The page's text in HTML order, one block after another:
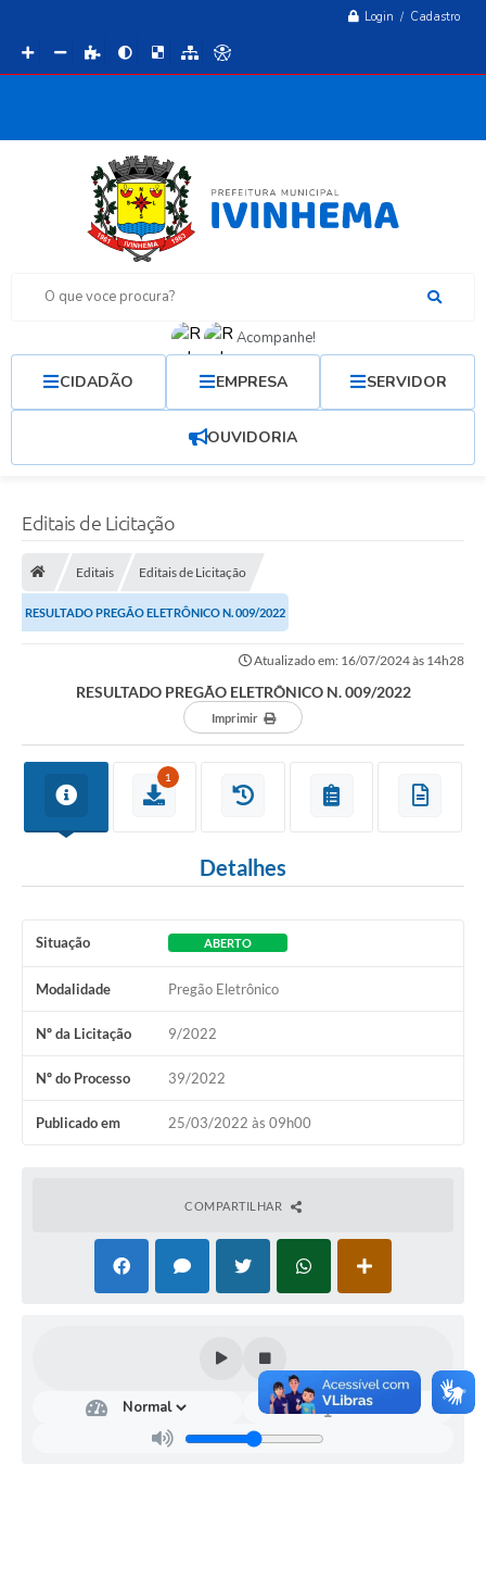
Login / Cadastro
O que voce procura?
Acompanhe!
CIDADÃO EMPRESA SERVIDOR
OUVIDORIA
Editais de Licitação
Editais Editais de Licitação
RESULTADO PREGÃO ELETRÔNICO N. 009/2022
Atualizado em: 16/07/2024 às 14h28
RESULTADO PREGÃO ELETRÔNICO N. 009/2022
Imprimir
1
Detalhes
Situação ABERTO
Modalidade Pregão Eletrônico
Nº da Licitação 9/2022
Nº do Processo 39/2022
Publicado em 25/03/2022 às 09h00
COMPARTILHAR